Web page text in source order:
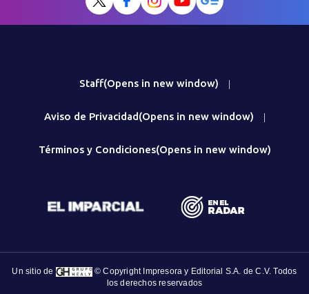
Staff(Opens in new window) |
Aviso de Privacidad(Opens in new window) |
Términos y Condiciones(Opens in new window)
Un sitio de
© Copyright Impresora y Editorial S.A. de C.V. Todos
los derechos reservados